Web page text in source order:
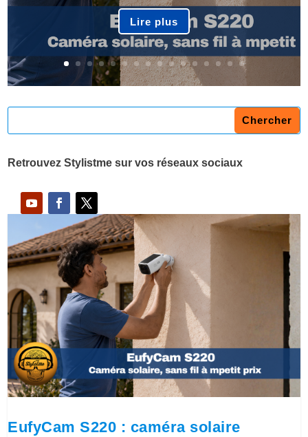
Lire plus
Retrouvez Stylistme sur vos réseaux sociaux
EufyCam S220 : caméra solaire